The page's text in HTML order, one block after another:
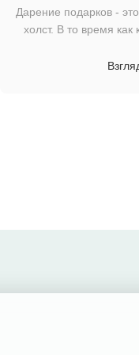
Дарение подарков -
холст. В то время как
стремительную